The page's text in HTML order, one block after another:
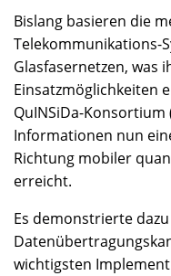
Bislang basieren die
Telekommunikations-
Glasfasernetzen, was
Einsatzmöglichkeiten
QuINSiDa-
Informationen nun
Richtung mobiler
erreicht.
Es demonstrierte
wichtigsten